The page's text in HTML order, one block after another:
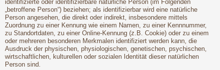
identifizierte oder identifizierbare natürliche Person (im Folgenden
„betroffene Person“) beziehen; als identifizierbar wird eine natürliche
Person angesehen, die direkt oder indirekt, insbesondere mittels
Zuordnung zu einer Kennung wie einem Namen, zu einer Kennnummer,
zu Standortdaten, zu einer Online-Kennung (z.B. Cookie) oder zu einem
oder mehreren besonderen Merkmalen identifiziert werden kann, die
Ausdruck der physischen, physiologischen, genetischen, psychischen,
wirtschaftlichen, kulturellen oder sozialen Identität dieser natürlichen
Person sind.